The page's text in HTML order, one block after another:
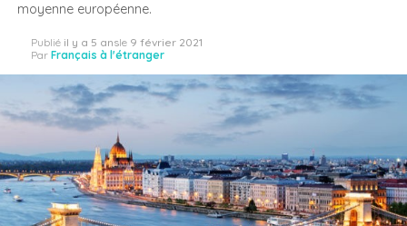
moyenne européenne.
Publié il y a 5 ansle 9 février 2021
Par Français à l'étranger